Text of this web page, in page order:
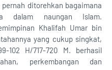
ditorehkan bagaimana
dalam naungan Islam.
Khalifah Umar bin
yang cukup singkat,
H/717-720 M. berhasil
perkembangan dan